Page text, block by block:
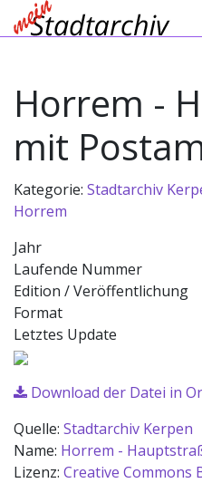
Horrem -
mit
Kategorie: Stadtarchiv
Horrem
Jahr
Laufende Nummer
Edition / Veröffentlichung
Format
Letztes Update
Download der Datei in
Quelle: Stadtarchiv Kerpen
Name: Horrem -
Lizenz: Creative Commons